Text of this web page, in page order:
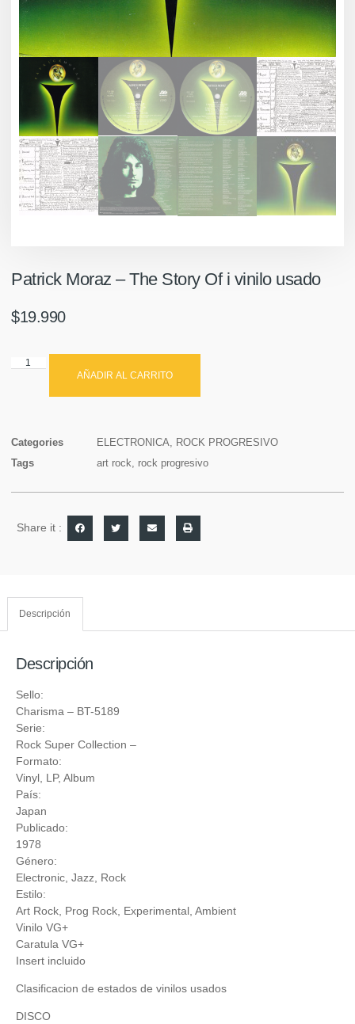
Patrick Moraz ‎– The Story Of i vinilo usado
$19.990
AÑADIR AL CARRITO
Categories ELECTRONICA, ROCK PROGRESIVO
Tags
art rock, rock progresivo
Share it :
Descripción
Descripción
Sello:
Charisma ‎– BT-5189
Serie:
Rock Super Collection –
Formato:
Vinyl , LP, Album
País:
Japan
Publicado:
1978
Género:
Electronic Jazz
Rock
Estilo:
Art Rock Prog Rock Experimental Ambient
Vinilo VG+
Caratula VG+
Insert incluido
Clasificacion de estados de vinilos usados
DISCO